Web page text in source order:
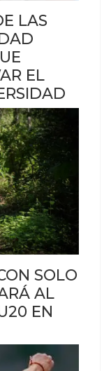
LAS
EL
SOLO
AL
EN